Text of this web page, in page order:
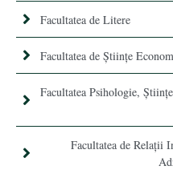
Facultatea de Litere
Facultatea de Științe
Facultatea Psihologie,
Facultatea de Relaţii